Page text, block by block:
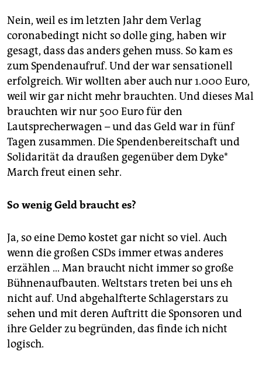
Nein, weil es im letzten Jahr dem Verlag
coronabedingt nicht so dolle ging, haben wir
gesagt, dass das anders gehen muss. So kam es
zum Spendenaufruf. Und der war sensationell
erfolgreich. Wir wollten aber auch nur 1.000 Euro,
weil wir gar nicht mehr brauchten. Und dieses Mal
brauchten wir nur 500 Euro für den
Lautsprecherwagen – und das Geld war in fünf
Tagen zusammen. Die Spendenbereitschaft und
Solidarität da draußen gegenüber dem Dyke*
March freut einen sehr.
So wenig Geld braucht es?
Ja, so eine Demo kostet gar nicht so viel. Auch
wenn die großen CSDs immer etwas anderes
erzählen … Man braucht nicht immer so große
Bühnenaufbauten. Weltstars treten bei uns eh
nicht auf. Und abgehalfterte Schlagerstars zu
sehen und mit deren Auftritt die Sponsoren und
ihre Gelder zu begründen, das finde ich nicht
logisch.